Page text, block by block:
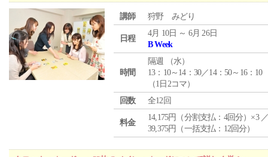
講師 狩野 みどり
日程
4月 10日 ～ 6月 26日
B Week
時間
隔週 （水）
13：10～14：30／14：50～16：10
（1日2コマ）
回数
全12回
料金
14,175円（分割支払：4回分）×3
39,375円（一括支払：12回分）